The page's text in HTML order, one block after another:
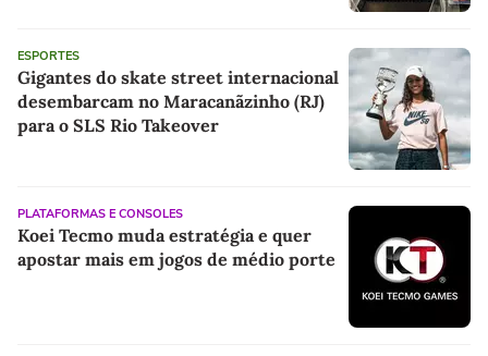
ESPORTES
Gigantes do skate street internacional
desembarcam no Maracanãzinho (RJ)
para o SLS Rio Takeover
PLATAFORMAS E CONSOLES
Koei Tecmo muda estratégia e quer
apostar mais em jogos de médio porte